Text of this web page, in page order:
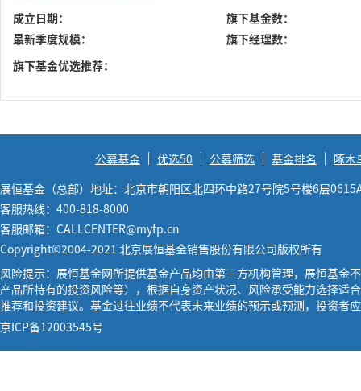
成立日期：
最新季度规模：
旗下基金数：
旗下经理数：
旗下基金优选推荐：
公募基金 优选50 公募筛选 基金排名
啄木
展恒基金（总部）地址：北京市朝阳区北四环中路27号院5号楼6层
客服热线：400-818-8000
客服邮箱：CALLCENTER@myfp.cn
Copyright©2004-2021 北京展恒基金销售股份有限公司版权所有
风险提示：展恒基金网所提供基金产品均由第三方机构管理，展恒基
产品所特有的投资风险等），根据自身资产状况、风险承受能力选择
推荐和投资建议。基金过往业绩不代表未来业绩的预示或预测，投资者
京ICP备12003545号